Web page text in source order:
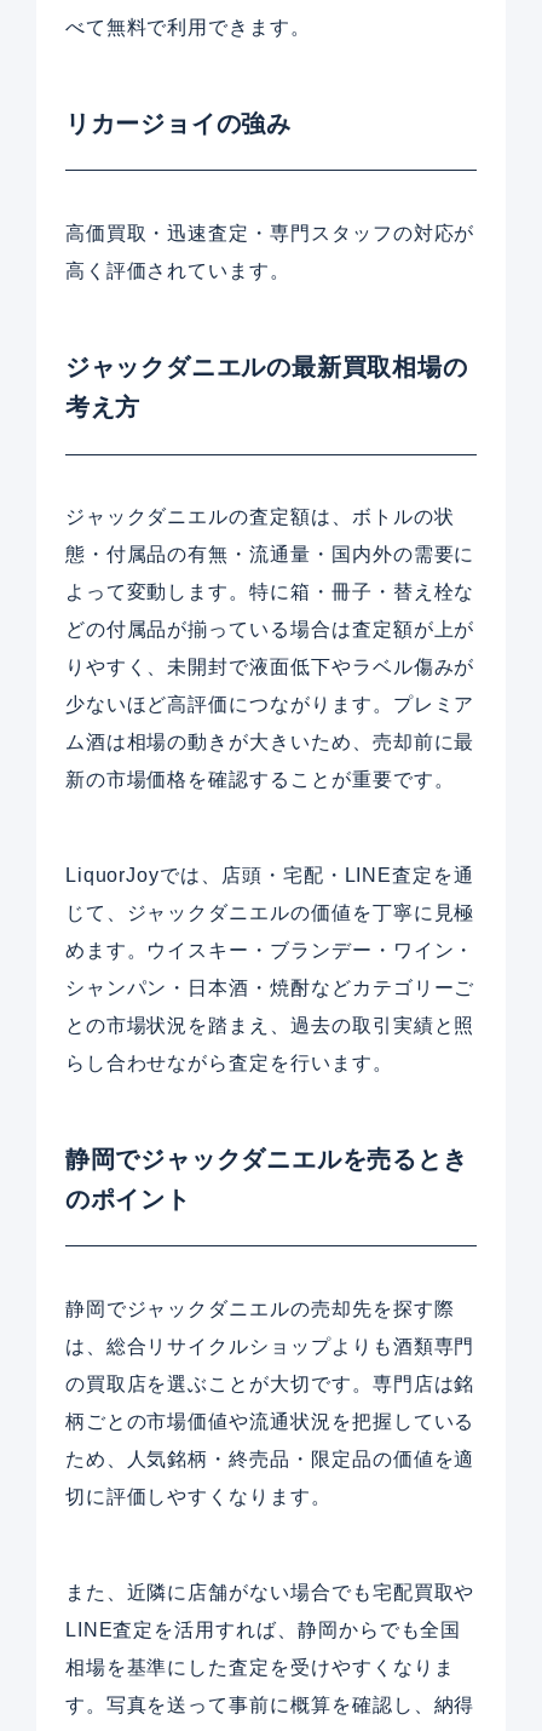
べて無料で利用できます。
リカージョイの強み
高価買取・迅速査定・専門スタッフの対応が
高く評価されています。
ジャックダニエルの最新買取相場の
考え方
ジャックダニエルの査定額は、ボトルの状
態・付属品の有無・流通量・国内外の需要に
よって変動します。特に箱・冊子・替え栓な
どの付属品が揃っている場合は査定額が上が
りやすく、未開封で液面低下やラベル傷みが
少ないほど高評価につながります。プレミア
ム酒は相場の動きが大きいため、売却前に最
新の市場価格を確認することが重要です。
LiquorJoyでは、店頭・宅配・LINE査定を通
じて、ジャックダニエルの価値を丁寧に見極
めます。ウイスキー・ブランデー・ワイン・
シャンパン・日本酒・焼酎などカテゴリーご
との市場状況を踏まえ、過去の取引実績と照
らし合わせながら査定を行います。
静岡でジャックダニエルを売るとき
のポイント
静岡でジャックダニエルの売却先を探す際
は、総合リサイクルショップよりも酒類専門
の買取店を選ぶことが大切です。専門店は銘
柄ごとの市場価値や流通状況を把握している
ため、人気銘柄・終売品・限定品の価値を適
切に評価しやすくなります。
また、近隣に店舗がない場合でも宅配買取や
LINE査定を活用すれば、静岡からでも全国
相場を基準にした査定を受けやすくなりま
す。写真を送って事前に概算を確認し、納得